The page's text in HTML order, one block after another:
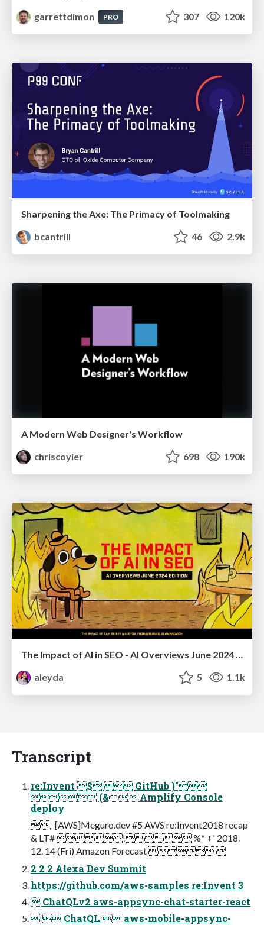
garrettdimon
PRO 307 120k
Sharpening the Axe: The Primacy of Toolmaking
bcantrill
46 2.9k
A Modern Web Designer's Workflow
chriscoyier
698 190k
aleyda
5 1.1k
Transcript
re:Invent $  GitHub )"
 (& Amplify Console
deploy
,  [AWS]Meguro.dev #5 AWS re:Invent2018 recap
& LT# ! %* +' 2018.
12. 14 (Fri) Amazon Forecast  
2 2 2 Alexa Dev Summit
https://github.com/aws-samples re:Invent 3
 ChatQLv2 aws-appsync-chat-starter-react
  ChatQL  aws-mobile-appsync-